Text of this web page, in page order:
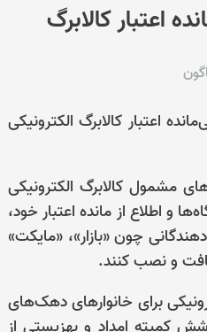
اعتبار کالابرگ
اعتبار کالابرگ الکترونیکی
مشمول کالابرگ الکترونیکی
و اطلاع از مانده اعتبار خود،
چون «بازار»، «مایکت»
برای خانوارهای دهک‌های